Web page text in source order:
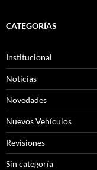
CATEGORÍAS
Institucional
Noticias
Novedades
Nuevos Vehículos
Revisiones
Sin categoría